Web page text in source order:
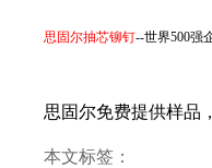
思固尔抽芯铆钉--世界500强
思固尔免费提供样品
本文标签：